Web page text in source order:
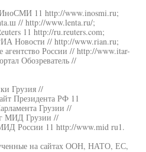
11 http://www.inosmi.ru;
// http://www.lenta.ru/;
11 http://ru.reuters.com;
Новости // http://www.rian.ru;
России // http://www.itar-
Обозреватель //
Грузия //
Президента РФ 11
Грузии //
МИД Грузии //
России 11 http://www.mid ru1.
на сайтах ООН, НАТО, ЕС,